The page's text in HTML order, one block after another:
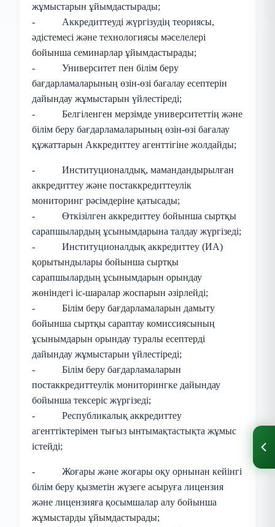
жұмыстарын ұйымдастырады;
- Аккредиттеуді жүргізудің теориясы,
әдістемесі және технологиясы мәселелері
бойынша семинарлар ұйымдастырады;
- Университет пен білім беру
бағдарламаларының өзін-өзі бағалау есептерін
дайындау жұмыстарын үйлестіреді;
- Белгіленген мерзімде университеттің және
білім беру бағдарламаларының өзін-өзі бағалау
құжаттарын Аккредиттеу агенттігіне жолдайды;
- Институционалдық, мамандандырылған
аккредиттеу және постаккредиттеулік
мониторинг рәсімдеріне қатысады;
- Өткізілген аккредиттеу бойынша сыртқы
сарапшылардың ұсынымдарына талдау жүргізеді;
- Институционалдық аккредиттеу (ИА)
қорытындылары бойынша сыртқы
сарапшылардың ұсынымдарын орындау
жөніндегі іс-шаралар жоспарын әзірлейді;
- Білім беру бағдарламаларын дамыту
бойынша сыртқы сараптау комиссиясының
ұсынымдарын орындау туралы есептерді
дайындау жұмыстарын үйлестіреді;
- Білім беру бағдарламаларын
постаккредиттеулік мониторингке дайындау
бойынша тексеріс жүргізеді;
- Республикалық аккредиттеу
агенттіктерімен тығыз ынтымақтастықта жұмыс
істейді;
- Жоғары және жоғары оқу орнынан кейінгі
білім беру қызметін жүзеге асыруға лицензия
және лицензияға қосымшалар алу бойынша
жұмыстарды ұйымдастырады;